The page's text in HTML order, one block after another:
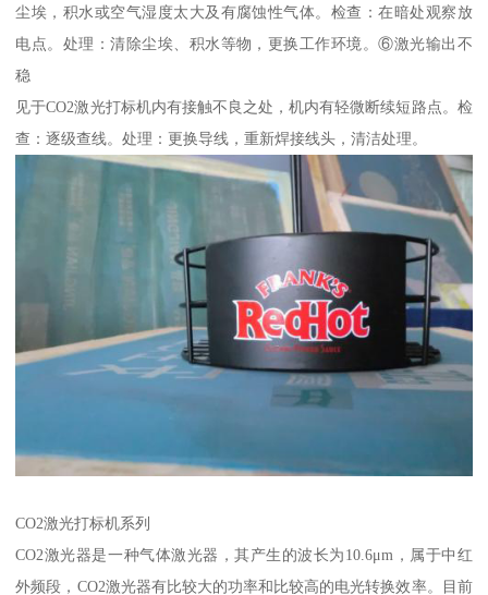
尘埃，积水或空气湿度太大及有腐蚀性气体。检查：在暗处观察放
电点。处理：清除尘埃、积水等物，更换工作环境。⑥激光输出不
稳
见于CO2激光打标机内有接触不良之处，机内有轻微断续短路点。检
查：逐级查线。处理：更换导线，重新焊接线头，清洁处理。
CO2激光打标机系列
CO2激光器是一种气体激光器，其产生的波长为10.6μm，属于中红
外频段，CO2激光器有比较大的功率和比较高的电光转换效率。目前